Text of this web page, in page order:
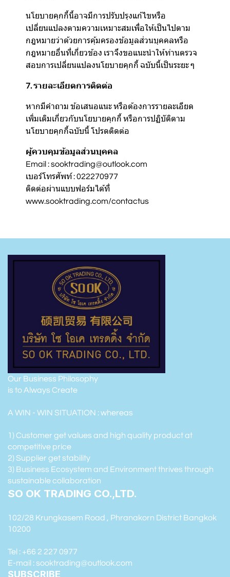
นโยบายคุกกี้นี้อาจมีการปรับปรุงแก้ไขหรือ
เปลี่ยนแปลงตามความเหมาะสมเพื่อให้เป็นไปตาม
กฎหมายว่าด้วยการคุ้มครองข้อมูลส่วนบุคคลหรือ
กฎหมายอื่นที่เกี่ยวข้อง เราจึงขอแนะนำให้ท่านตรวจ
สอบการเปลี่ยนแปลงนโยบายคุกกี้ ฉบับนี้เป็นระยะ ๆ
7. รายละเอียดการติดต่อ
หากมีคำถาม ข้อเสนอแนะ หรือต้องการรายละเอียด
เพิ่มเติมเกี่ยวกับนโยบายคุกกี้ หรือการปฏิบัติตาม
นโยบายคุกกี้ฉบับนี้ โปรดติดต่อ
ผู้ควบคุมข้อมูลส่วนบุคคล
Email : sooktrading@outlook.com
เบอร์โทรศัพท์ : 022270977
ติดต่อผ่านแบบฟอร์มได้ที่
www.sooktrading.com/contactus
Our Business Philosophy
is to Always Create
A WIN - WIN SITUATION : whereas
1) Customer get values and high quality product at
competitive price
2) Supplier get stability
3) Business Ecosystem and Environment thrives through
sustainable collaboration
SO OK TRADING CO.,LTD.
102/28 Krungkasem Road , Phranakorn District Bangkok
10200
Tel : +66 2 227 0977
E-mail : sooktrading@outlook.com
SUBSCRIBE